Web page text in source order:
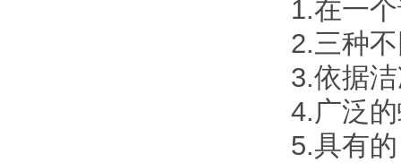
1.在一
2.三种
3.依据
4.广泛
5.具有